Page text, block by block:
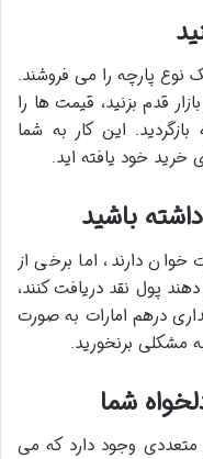
نوع پارچه را می فروشند.
قدم بزنید، قیمت ها را
این کار به شما
خرید خود یافته اید.
باشید
خوان دارند، اما برخی از
پول نقد دریافت کنند،
درهم امارات به صورت
مشکلی برنخورید.
شما
وجود دارد که می